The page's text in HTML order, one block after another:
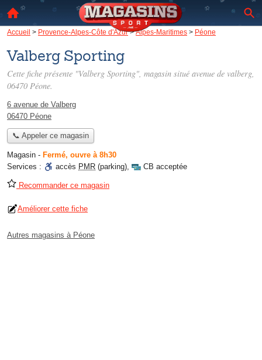
Accueil > Provence-Alpes-Côte d'Azur>Alpes-Maritimes > Péone
Valberg Sporting
Cette fiche présente "Valberg Sporting", magasin situé avenue de valberg,
06470 Péone.
6 avenue de Valberg
06470 Péone
📞 Appeler ce magasin
Magasin - Fermé, ouvre à 8h30
Services :
accès PMR (parking), CB acceptée
Recommander ce magasin
Améliorer cette fiche
Autres magasins à Péone